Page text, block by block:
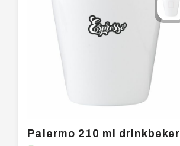
Palermo 210 ml drinkbeker